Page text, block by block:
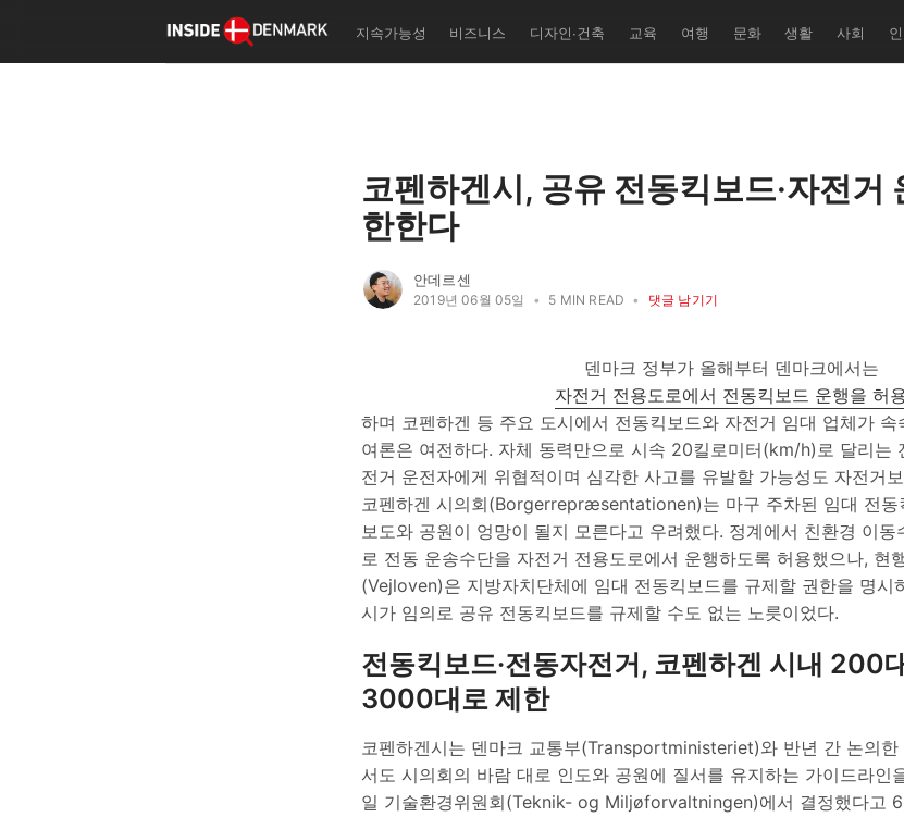
지속가능성 비즈니스 디자인∙건축 교육 여행 문화 생활 사회
코펜하겐시, 공유 전동킥보드·자전거
한한다
자
나 등 덴마크 커뮤니티 이벤트 다수 기
더보기
안데르센
2019년 06월 05일 • 5 MIN READ • 댓글 남기기
덴마크 정부가 올해부터 덴마크에서는
자전거 전용도로에서 전동킥보드 운행을 허
하며 코펜하겐 등 주요 도시에서 전동킥보드와 자전거 임대 업체가 속
여론은 여전하다. 자체 동력만으로 시속 20킬로미터(km/h)로 달리는
전거 운전자에게 위협적이며 심각한 사고를 유발할 가능성도 자전거
코펜하겐 시의회(Borgerrepræsentationen)는 마구 주차된 임대 전동
보도와 공원이 엉망이 될지 모른다고 우려했다. 정계에서 친환경 이동
로 전동 운송수단을 자전거 전용도로에서 운행하도록 허용했으나, 현
(Vejloven)은 지방자치단체에 임대 전동킥보드를 규제할 권한을 명시
시가 임의로 공유 전동킥보드를 규제할 수도 없는 노릇이었다.
전동킥보드·전동자전거, 코펜하겐 시내 200
3000대로 제한
코펜하겐시는 덴마크 교통부(Transportministeriet)와 반년 간 논의한
서도 시의회의 바람 대로 인도와 공원에 질서를 유지하는 가이드라인
일 기술환경위원회(Teknik- og Miljøforvaltningen)에서 결정했다고